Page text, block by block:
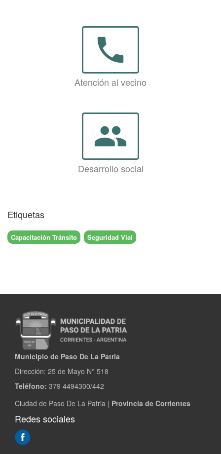
phone
Atención al vecino
group
Desarrollo social
Etiquetas
Capacitación Tránsito Seguridad Vial
Municipio de Paso De La Patria
Dirección: 25 de Mayo N° 518
Teléfono: 379 4494300/442
Ciudad de Paso De La Patria | Provincia de Corrientes
Redes sociales